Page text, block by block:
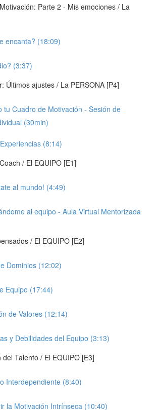
Parte 2 - Mis emociones / La
encanta? (18:09)
(3:37)
Últimos ajustes / La PERSONA [P4]
tu Cuadro de Motivación - Sesión de
(30min)
(8:14)
/ El EQUIPO [E1]
al mundo! (4:49)
al equipo - Aula Virtual Mentorizada
/ El EQUIPO [E2]
Dominios (12:02)
Equipo (17:44)
de Valores (12:14)
y Debilidades del Equipo (3:13)
del Talento / El EQUIPO [E3]
Interdependiente (8:40)
la Motivación Intrínseca (10:40)